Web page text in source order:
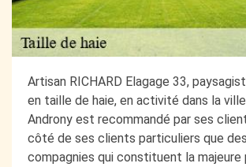
Artisan RICHARD Elagage 33,
en taille de haie, en activité dans la
Androny est recommandé par ses
côté de ses clients particuliers que
compagnies qui constituent la majeure